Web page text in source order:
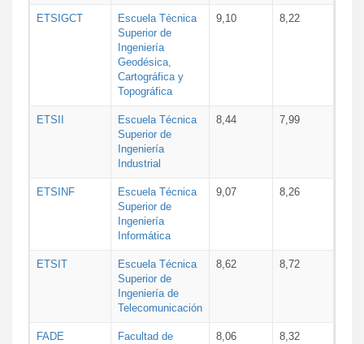
ETSIGCT
Escuela Técnica
Superior de
Ingeniería
Geodésica,
Cartográfica y
Topográfica
9,10 8,22
ETSII
Escuela Técnica
Superior de
Ingeniería
Industrial
8,44 7,99
ETSINF
Escuela Técnica
Superior de
Ingeniería
Informática
9,07 8,26
ETSIT
Escuela Técnica
Superior de
Ingeniería de
Telecomunicación
8,62 8,72
FADE
Facultad de
8,06 8,32